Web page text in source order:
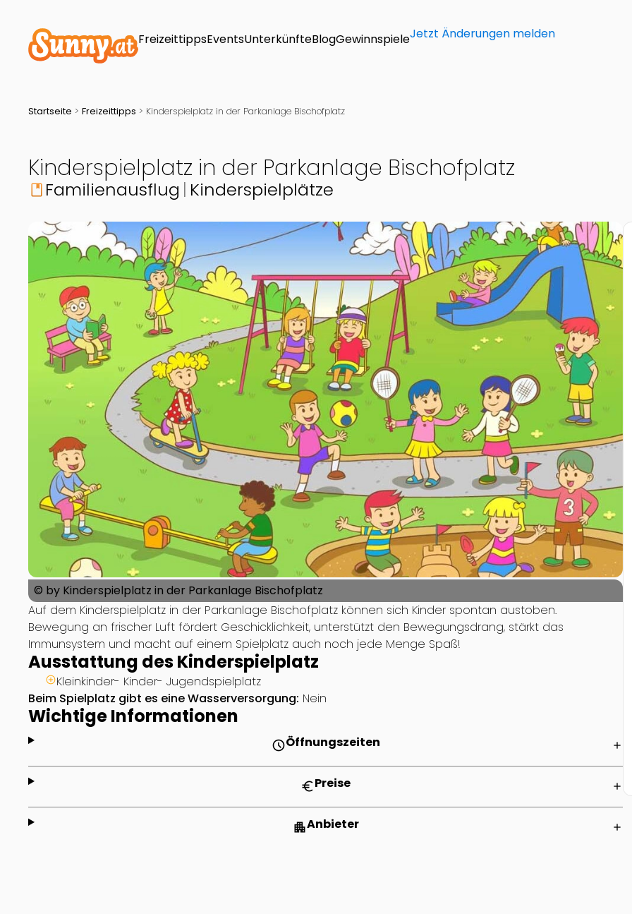
FreizeittippsEventsUnterkünfteBlogGewinnspieleJetzt Änderungen melden
Startseite > Freizeittipps > Kinderspielplatz in der Parkanlage Bischofplatz
Kinderspielplatz in der Parkanlage Bischofplatz
book Familienausflug Kinderspielplätze
© by Kinderspielplatz in der Parkanlage Bischofplatz
Auf dem Kinderspielplatz in der Parkanlage Bischofplatz können sich Kinder spontan austoben.
Bewegung an frischer Luft fördert Geschicklichkeit, unterstützt den Bewegungsdrang, stärkt das
Immunsystem und macht auf einem Spielplatz auch noch jede Menge Spaß!
Ausstattung des Kinderspielplatz
Kleinkinder- Kinder- Jugendspielplatz
Beim Spielplatz gibt es eine Wasserversorgung: Nein
Wichtige Informationen
scheduleÖffnungszeiten add
euroPreise add
apartmentAnbieter add